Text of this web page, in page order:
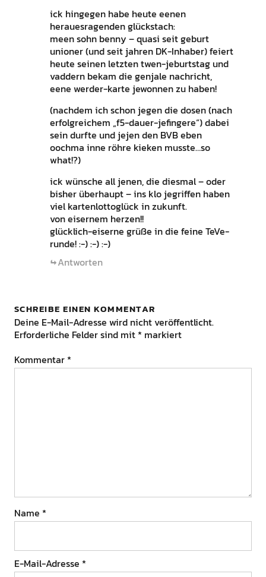
ick hingegen habe heute eenen
herauesragenden glückstach:
meen sohn benny – quasi seit geburt
unioner (und seit jahren DK-Inhaber) feiert
heute seinen letzten twen-jeburtstag und
vaddern bekam die genjale nachricht,
eene werder-karte jewonnen zu haben!
(nachdem ich schon jegen die dosen (nach
erfolgreichem „f5-dauer-jefingere“) dabei
sein durfte und jejen den BVB eben
oochma inne röhre kieken musste…so
what!?)
ick wünsche all jenen, die diesmal – oder
bisher überhaupt – ins klo jegriffen haben
viel kartenlottoglück in zukunft.
von eisernem herzen!!
glücklich-eiserne grüße in die feine TeVe-
runde! :-) :-) :-)
Antworten
SCHREIBE EINEN KOMMENTAR
Deine E-Mail-Adresse wird nicht veröffentlicht.
Erforderliche Felder sind mit * markiert
Kommentar *
Name *
E-Mail-Adresse *